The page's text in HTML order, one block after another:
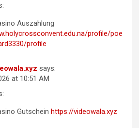
Auszahlung
profile/poe
profile
says:
at 10:51 AM
Gutschein https://videowala.xyz